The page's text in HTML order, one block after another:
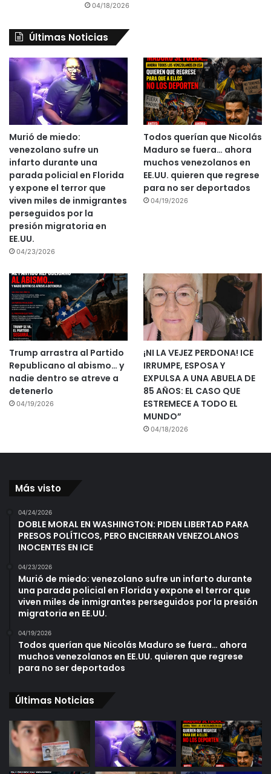
04/18/2026
Últimas Noticias
Murió de miedo:
venezolano sufre un
infarto durante una
parada policial en Florida
y expone el terror que
viven miles de inmigrantes
perseguidos por la
presión migratoria en
EE.UU.
04/23/2026
Todos querían que Nicolás
Maduro se fuera… ahora
muchos venezolanos en
EE.UU. quieren que regrese
para no ser deportados
04/19/2026
Trump arrastra al Partido
Republicano al abismo… y
nadie dentro se atreve a
detenerlo
04/19/2026
¡NI LA VEJEZ PERDONA! ICE
IRRUMPE, ESPOSA Y
EXPULSA A UNA ABUELA DE
85 AÑOS: EL CASO QUE
ESTREMECE A TODO EL
MUNDO”
04/18/2026
Más visto
04/24/2026
DOBLE MORAL EN WASHINGTON: PIDEN LIBERTAD PARA
PRESOS POLÍTICOS, PERO ENCIERRAN VENEZOLANOS
INOCENTES EN ICE
04/23/2026
Murió de miedo: venezolano sufre un infarto durante
una parada policial en Florida y expone el terror que
viven miles de inmigrantes perseguidos por la presión
migratoria en EE.UU.
04/19/2026
Todos querían que Nicolás Maduro se fuera… ahora
muchos venezolanos en EE.UU. quieren que regrese
para no ser deportados
Últimas Noticias